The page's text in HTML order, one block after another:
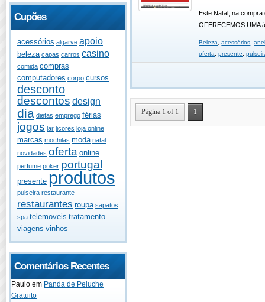
Cupões
acessórios algarve apoio
beleza capas carros casino
comida compras
computadores corpo cursos
desconto
descontos design
dia dietas emprego férias
jogos lar licores loja online
marcas mochilas moda natal
novidades oferta online
perfume poker portugal
presente produtos
pulseira restaurante
restaurantes roupa sapatos
spa telemoveis tratamento
viagens vinhos
Comentários Recentes
Paulo em Panda de Peluche
Gratuito
Este Natal, na compra
OFERECEMOS UMA
Beleza ,acessórios ,
oferta
,presente ,
Página 1 of 1 1